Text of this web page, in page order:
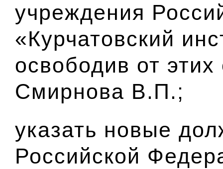
учреждения
«Курчатовский
освободив от
Смирнова В.П.;
указать новые
Российской